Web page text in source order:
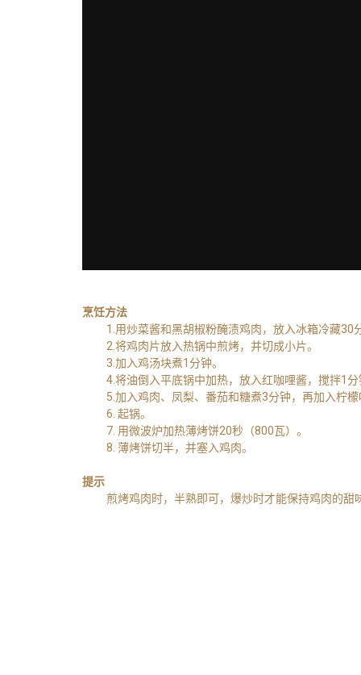
烹饪方法
1.用炒菜酱和黑胡椒粉醃渍鸡肉，放入冰箱冷藏30
2.将鸡肉片放入热锅中煎烤，并切成小片。
3.加入鸡汤块煮1分钟。
4.将油倒入平底锅中加热，放入红咖哩酱，搅拌1
5.加入鸡肉、凤梨、番茄和糖煮3分钟，再加入柠
6. 起锅。
7. 用微波炉加热薄烤饼20秒（800瓦）。
8. 薄烤饼切半，并塞入鸡肉。
提示
煎烤鸡肉时，半熟即可，爆炒时才能保持鸡肉的甜